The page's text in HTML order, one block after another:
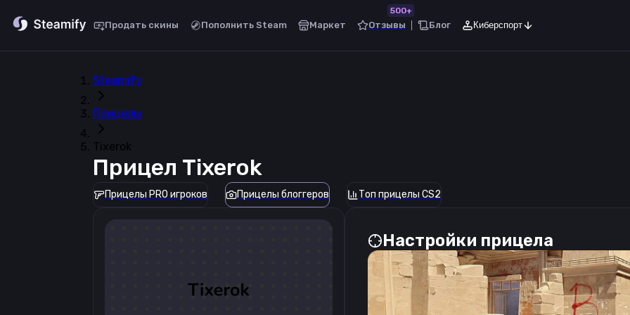
Продать скины Пополнить Steam Маркет Отзывы
500+
Блог Киберспорт
Steamify
Прицелы
Tixerok
Прицел Tixerok
Прицелы PRO игроков Прицелы блоггеров Топ прицелы CS2
Настройки прицела